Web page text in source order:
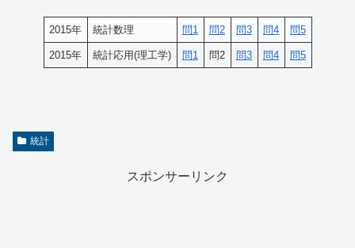
2015年 統計数理 問1 問2 問3 問4 問5
2015年 統計応用(理工学) 問1 問2 問3 問4 問5
統計
スポンサーリンク